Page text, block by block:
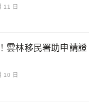
11 日
雲林移民署助申請證
10 日